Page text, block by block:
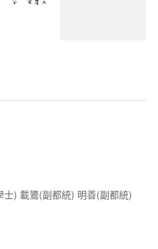
) 載鷟(副都統) 明善(副都統)